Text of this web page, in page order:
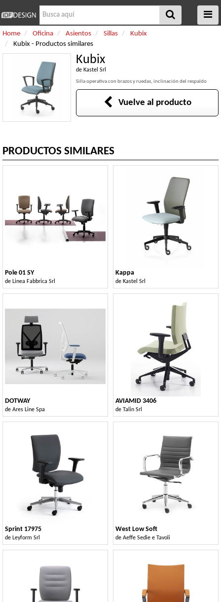
Home Oficina Asientos Sillas
Kubix
Kubix - Productos similares
Kubix
de Kastel Srl
Silla operativa con brazos y ruedas, inclinación del respaldo
Vuelve al producto
PRODUCTOS SIMILARES
Pole 01 SY
de Linea Fabbrica Srl
Kappa
de Kastel Srl
DOTWAY
de Ares Line Spa
AVIAMID 3406
de Talin Srl
Sprint 17975
de Leyform Srl
West Low Soft
de Aeffe Sedie e Tavoli